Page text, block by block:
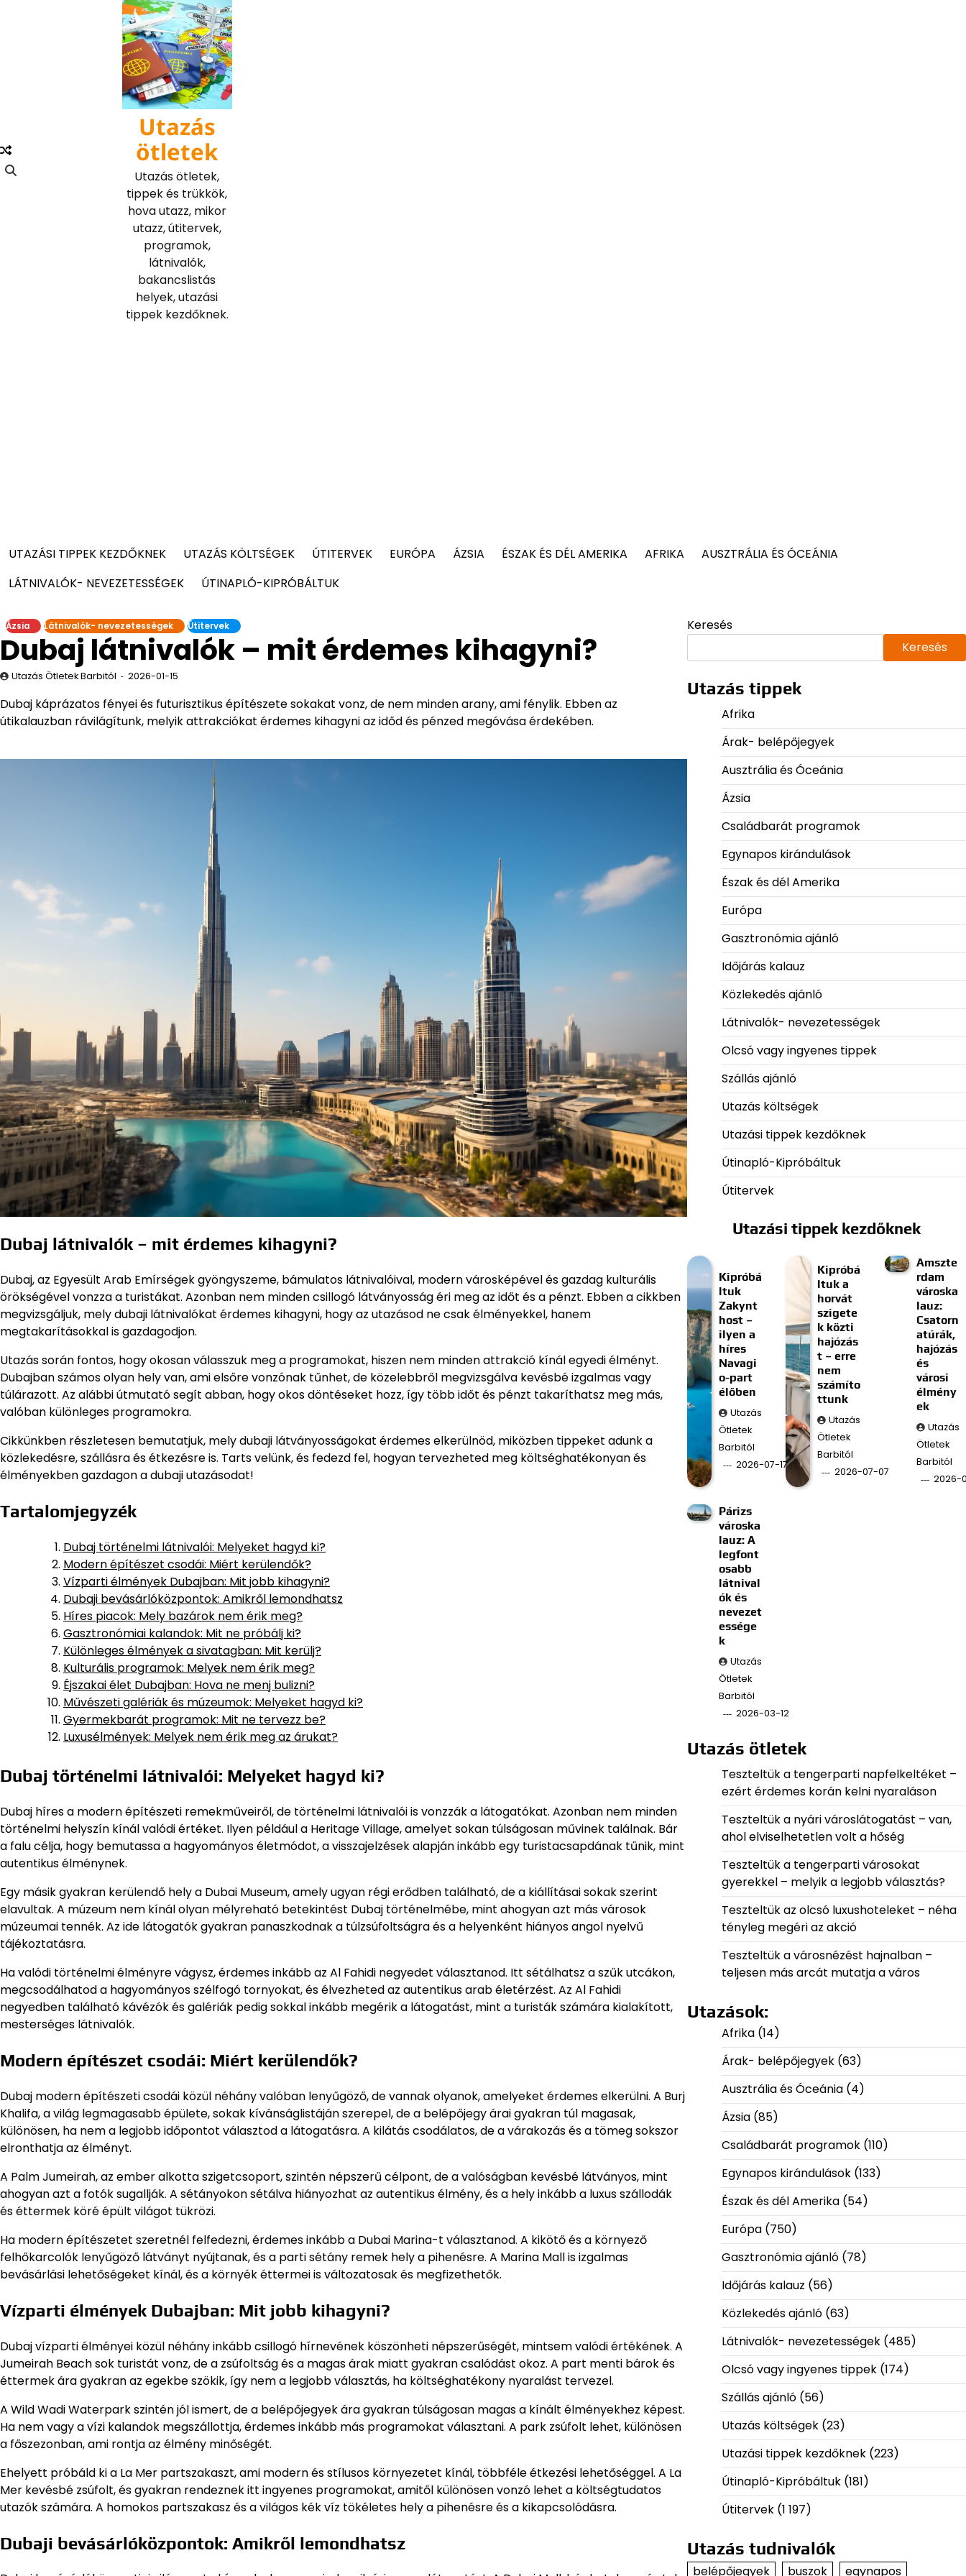
Utazás
ötletek
Utazás ötletek,
tippek és trükkök,
hova utazz, mikor
utazz, útitervek,
programok,
látnivalók,
bakancslistás
helyek, utazási
tippek kezdőknek.
UTAZÁSI TIPPEK KEZDŐKNEK UTAZÁS KÖLTSÉGEK ÚTITERVEK EURÓPA ÁZSIA ÉSZAK ÉS DÉL AMERIKA AFRIKA
AUSZTRÁLIA ÉS ÓCEÁNIA
LÁTNIVALÓK- NEVEZETESSÉGEK
ÚTINAPLÓ-KIPRÓBÁLTUK
Ázsia Látnivalók- nevezetességek Útitervek
Dubaj látnivalók – mit érdemes kihagyni?
Utazás Ötletek Barbitól 2026-01-15
Dubaj káprázatos fényei és futurisztikus építészete sokakat vonz, de nem minden arany, ami fénylik. Ebben az
útikalauzban rávilágítunk, melyik attrakciókat érdemes kihagyni az időd és pénzed megóvása érdekében.
Dubaj látnivalók – mit érdemes kihagyni?
Dubaj, az Egyesült Arab Emírségek gyöngyszeme, bámulatos látnivalóival, modern városképével és gazdag kulturális
örökségével vonzza a turistákat. Azonban nem minden csillogó látványosság éri meg az időt és a pénzt. Ebben a cikkben
megvizsgáljuk, mely dubaji látnivalókat érdemes kihagyni, hogy az utazásod ne csak élményekkel, hanem
megtakarításokkal is gazdagodjon.
Utazás során fontos, hogy okosan válasszuk meg a programokat, hiszen nem minden attrakció kínál egyedi élményt.
Dubajban számos olyan hely van, ami elsőre vonzónak tűnhet, de közelebbről megvizsgálva kevésbé izgalmas vagy
túlárazott. Az alábbi útmutató segít abban, hogy okos döntéseket hozz, így több időt és pénzt takaríthatsz meg más,
valóban különleges programokra.
Cikkünkben részletesen bemutatjuk, mely dubaji látványosságokat érdemes elkerülnöd, miközben tippeket adunk a
közlekedésre, szállásra és étkezésre is. Tarts velünk, és fedezd fel, hogyan tervezheted meg költséghatékonyan és
élményekben gazdagon a dubaji utazásodat!
Tartalomjegyzék
Dubaj történelmi látnivalói: Melyeket hagyd ki?
Modern építészet csodái: Miért kerülendők?
Vízparti élmények Dubajban: Mit jobb kihagyni?
Dubaji bevásárlóközpontok: Amikről lemondhatsz
Híres piacok: Mely bazárok nem érik meg?
Gasztronómiai kalandok: Mit ne próbálj ki?
Különleges élmények a sivatagban: Mit kerülj?
Kulturális programok: Melyek nem érik meg?
Éjszakai élet Dubajban: Hova ne menj bulizni?
Művészeti galériák és múzeumok: Melyeket hagyd ki?
Gyermekbarát programok: Mit ne tervezz be?
Luxusélmények: Melyek nem érik meg az árukat?
Dubaj történelmi látnivalói: Melyeket hagyd ki?
Dubaj híres a modern építészeti remekműveiről, de történelmi látnivalói is vonzzák a látogatókat. Azonban nem minden
történelmi helyszín kínál valódi értéket. Ilyen például a Heritage Village, amelyet sokan túlságosan művinek találnak. Bár
a falu célja, hogy bemutassa a hagyományos életmódot, a visszajelzések alapján inkább egy turistacsapdának tűnik, mint
autentikus élménynek.
Egy másik gyakran kerülendő hely a Dubai Museum, amely ugyan régi erődben található, de a kiállításai sokak szerint
elavultak. A múzeum nem kínál olyan mélyreható betekintést Dubaj történelmébe, mint ahogyan azt más városok
múzeumai tennék. Az ide látogatók gyakran panaszkodnak a túlzsúfoltságra és a helyenként hiányos angol nyelvű
tájékoztatásra.
Ha valódi történelmi élményre vágysz, érdemes inkább az Al Fahidi negyedet választanod. Itt sétálhatsz a szűk utcákon,
megcsodálhatod a hagyományos szélfogó tornyokat, és élvezheted az autentikus arab életérzést. Az Al Fahidi
negyedben található kávézók és galériák pedig sokkal inkább megérik a látogatást, mint a turisták számára kialakított,
mesterséges látnivalók.
Modern építészet csodái: Miért kerülendők?
Dubaj modern építészeti csodái közül néhány valóban lenyűgöző, de vannak olyanok, amelyeket érdemes elkerülni. A Burj
Khalifa, a világ legmagasabb épülete, sokak kívánságlistáján szerepel, de a belépőjegy árai gyakran túl magasak,
különösen, ha nem a legjobb időpontot választod a látogatásra. A kilátás csodálatos, de a várakozás és a tömeg sokszor
elronthatja az élményt.
A Palm Jumeirah, az ember alkotta szigetcsoport, szintén népszerű célpont, de a valóságban kevésbé látványos, mint
ahogyan azt a fotók sugallják. A sétányokon sétálva hiányozhat az autentikus élmény, és a hely inkább a luxus szállodák
és éttermek köré épült világot tükrözi.
Ha modern építészetet szeretnél felfedezni, érdemes inkább a Dubai Marina-t választanod. A kikötő és a környező
felhőkarcolók lenyűgöző látványt nyújtanak, és a parti sétány remek hely a pihenésre. A Marina Mall is izgalmas
bevásárlási lehetőségeket kínál, és a környék éttermei is változatosak és megfizethetők.
Vízparti élmények Dubajban: Mit jobb kihagyni?
Dubaj vízparti élményei közül néhány inkább csillogó hírnevének köszönheti népszerűségét, mintsem valódi értékének. A
Jumeirah Beach sok turistát vonz, de a zsúfoltság és a magas árak miatt gyakran csalódást okoz. A part menti bárok és
éttermek ára gyakran az egekbe szökik, így nem a legjobb választás, ha költséghatékony nyaralást tervezel.
A Wild Wadi Waterpark szintén jól ismert, de a belépőjegyek ára gyakran túlságosan magas a kínált élményekhez képest.
Ha nem vagy a vízi kalandok megszállottja, érdemes inkább más programokat választani. A park zsúfolt lehet, különösen
a főszezonban, ami rontja az élmény minőségét.
Ehelyett próbáld ki a La Mer partszakaszt, ami modern és stílusos környezetet kínál, többféle étkezési lehetőséggel. A La
Mer kevésbé zsúfolt, és gyakran rendeznek itt ingyenes programokat, amitől különösen vonzó lehet a költségtudatos
utazók számára. A homokos partszakasz és a világos kék víz tökéletes hely a pihenésre és a kikapcsolódásra.
Dubaji bevásárlóközpontok: Amikről lemondhatsz
Keresés
Keresés
Utazás tippek
Afrika
Árak- belépőjegyek
Ausztrália és Óceánia
Ázsia
Családbarát programok
Egynapos kirándulások
Észak és dél Amerika
Európa
Gasztronómia ajánló
Időjárás kalauz
Közlekedés ajánló
Látnivalók- nevezetességek
Olcsó vagy ingyenes tippek
Szállás ajánló
Utazás költségek
Utazási tippek kezdőknek
Útinapló-Kipróbáltuk
Útitervek
Utazási tippek kezdőknek
Kipróbá
ltuk
Zakynt
host –
ilyen a
híres
Navagi
o-part
élőben
Utazás
Ötletek
Barbitól
2026-07-17
Kipróbá
ltuk a
horvát
szigete
k közti
hajózás
t – erre
nem
számíto
ttunk
Utazás
Ötletek
Barbitól
2026-07-07
Amszte
rdam
városka
lauz:
Csatorn
atúrák,
hajózás
és
városi
élmény
ek
Utazás
Ötletek
Barbitól
2026-
Párizs
városka
lauz: A
legfont
osabb
látnival
ók és
nevezet
essége
k
Utazás
Ötletek
Barbitól
2026-03-12
Utazás ötletek
Teszteltük a tengerparti napfelkeltéket –
ezért érdemes korán kelni nyaraláson
Teszteltük a nyári városlátogatást – van,
ahol elviselhetetlen volt a hőség
Teszteltük a tengerparti városokat
gyerekkel – melyik a legjobb választás?
Teszteltük az olcsó luxushoteleket – néha
tényleg megéri az akció
Teszteltük a városnézést hajnalban –
teljesen más arcát mutatja a város
Utazások:
Afrika(14)
Árak- belépőjegyek(63)
Ausztrália és Óceánia(4)
Ázsia(85)
Családbarát programok(110)
Egynapos kirándulások(133)
Észak és dél Amerika(54)
Európa(750)
Gasztronómia ajánló(78)
Időjárás kalauz (56)
Közlekedés ajánló(63)
Látnivalók- nevezetességek(485)
Olcsó vagy ingyenes tippek(174)
Szállás ajánló(56)
Utazás költségek(23)
Utazási tippek kezdőknek(223)
Útinapló-Kipróbáltuk(181)
Útitervek(1 197)
Utazás tudnivalók
belépőjegyek buszok egynapos